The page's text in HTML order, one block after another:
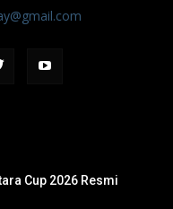
Cup 2026 Resmi